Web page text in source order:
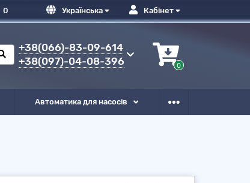
Кабінет
Українська
0
+38(066)-83-09-614
+38(097)-04-08-396
0
Автоматика для насосів